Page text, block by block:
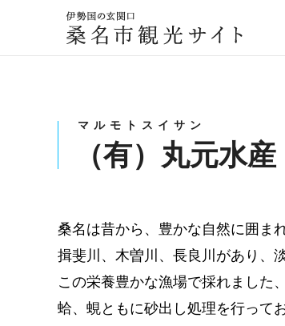
伊勢国の玄関口
桑名市観光サイト
マルモトスイサン
（有）丸元水産
桑名は昔から、豊かな自然に囲ま
揖斐川、木曽川、長良川があり、
この栄養豊かな漁場で採れました
蛤、蜆ともに砂出し処理を行って